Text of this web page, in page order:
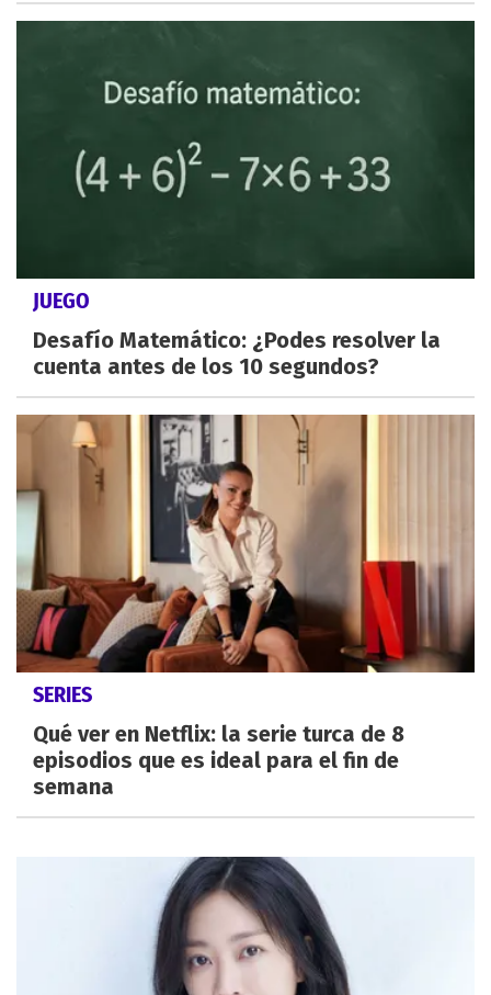
JUEGO
Desafío Matemático: ¿Podes resolver la
cuenta antes de los 10 segundos?
SERIES
Qué ver en Netflix: la serie turca de 8
episodios que es ideal para el fin de
semana